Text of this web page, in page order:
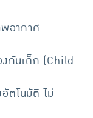
อากาศ
กันเด็ก (Child
ตโนมัติ ไม่